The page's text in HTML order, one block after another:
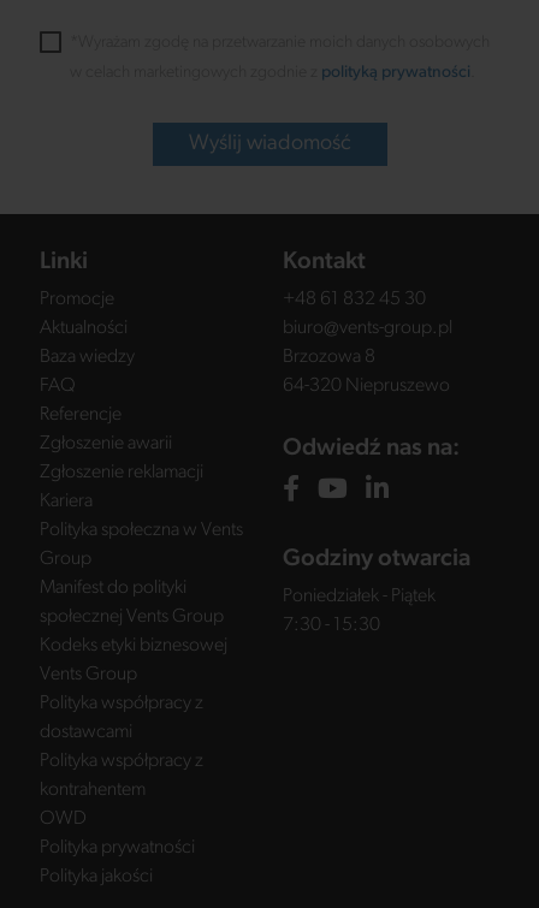
polityką prywatności
Wyślij wiadomość
Linki
Promocje
Aktualności
Baza wiedzy
FAQ
Referencje
Zgłoszenie awarii
Zgłoszenie reklamacji
Kariera
Polityka społeczna w Vents
Group
Manifest do polityki
społecznej Vents Group
Kodeks etyki biznesowej
Vents Group
Polityka współpracy z
dostawcami
Polityka współpracy z
kontrahentem
OWD
Polityka prywatności
Polityka jakości
Kontakt
+48 61 832 45 30
biuro@vents-group.pl
Brzozowa 8
64-320 Niepruszewo
Odwiedź nas na:
Godziny otwarcia
Poniedziałek - Piątek
7:30 - 15:30